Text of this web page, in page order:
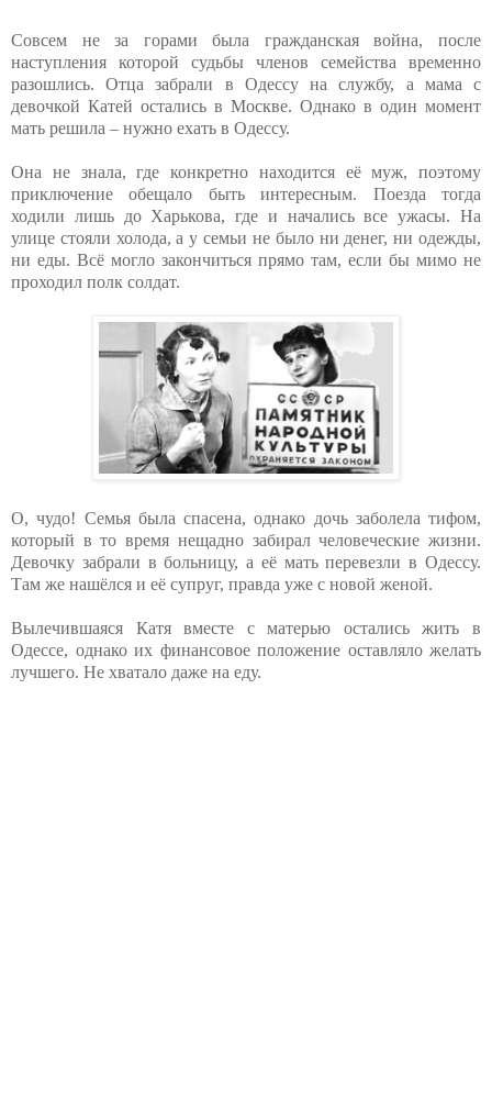
Совсем не за горами была гражданская война, после
наступления которой судьбы членов семейства временно
разошлись. Отца забрали в Одессу на службу, а мама с
девочкой Катей остались в Москве. Однако в один момент
мать решила – нужно ехать в Одессу.
Она не знала, где конкретно находится её муж, поэтому
приключение обещало быть интересным. Поезда тогда
ходили лишь до Харькова, где и начались все ужасы. На
улице стояли холода, а у семьи не было ни денег, ни одежды,
ни еды. Всё могло закончиться прямо там, если бы мимо не
проходил полк солдат.
О, чудо! Семья была спасена, однако дочь заболела тифом,
который в то время нещадно забирал человеческие жизни.
Девочку забрали в больницу, а её мать перевезли в Одессу.
Там же нашёлся и её супруг, правда уже с новой женой.
Вылечившаяся Катя вместе с матерью остались жить в
Одессе, однако их финансовое положение оставляло желать
лучшего. Не хватало даже на еду.